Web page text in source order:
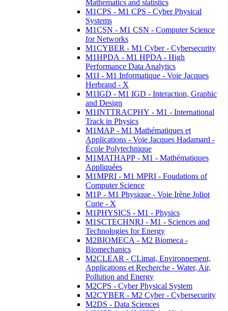
Mathematics and statistics
M1CPS - M1 CPS - Cyber Physical
Systems
M1CSN - M1 CSN - Computer Science
for Networks
M1CYBER - M1 Cyber - Cybersecurity
M1HPDA - M1 HPDA - High
Performance Data Analytics
M1I - M1 Informatique - Voie Jacques
Herbrand - X
M1IGD - M1 IGD - Interaction, Graphic
and Design
M1INTTRACPHY - M1 - International
Track in Physics
M1MAP - M1 Mathématiques et
Applications - Voie Jacques Hadamard -
École Polytechnique
M1MATHAPP - M1 - Mathématiques
Appliquées
M1MPRI - M1 MPRI - Foudations of
Computer Science
M1P - M1 Physique - Voie Irène Joliot
Curie - X
M1PHYSICS - M1 - Physics
M1SCTECHNRJ - M1 - Sciences and
Technologies for Energy
M2BIOMECA - M2 Biomeca -
Biomechanics
M2CLEAR - CLimat, Environnement,
Applications et Recherche - Water, Air,
Pollution and Energy
M2CPS - Cyber Physical System
M2CYBER - M2 Cyber - Cybersecurity
M2DS - Data Sciences